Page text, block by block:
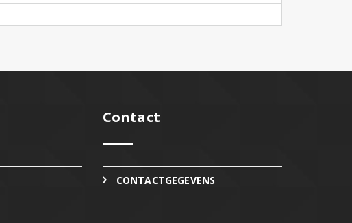
Contact
CONTACTGEGEVENS